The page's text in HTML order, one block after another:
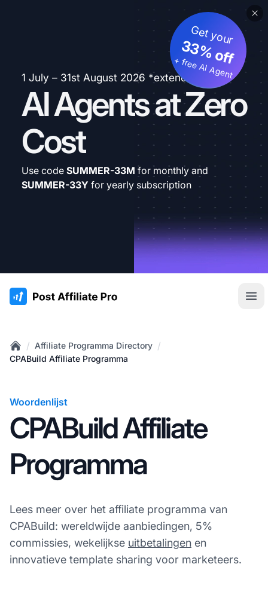
1 July – 31st August 2026 *extended
AI Agents at Zero
Cost
Get your
33% off
+ free AI Agent
Use code SUMMER-33M for monthly and
SUMMER-33Y for yearly subscription
:site.title
Home
/ Affiliate Programma Directory /
CPABuild Affiliate Programma
Woordenlijst
CPABuild Affiliate
Programma
Lees meer over het affiliate programma van
CPABuild: wereldwijde aanbiedingen, 5%
commissies, wekelijkse uitbetalingen en
innovatieve template sharing voor marketeers.